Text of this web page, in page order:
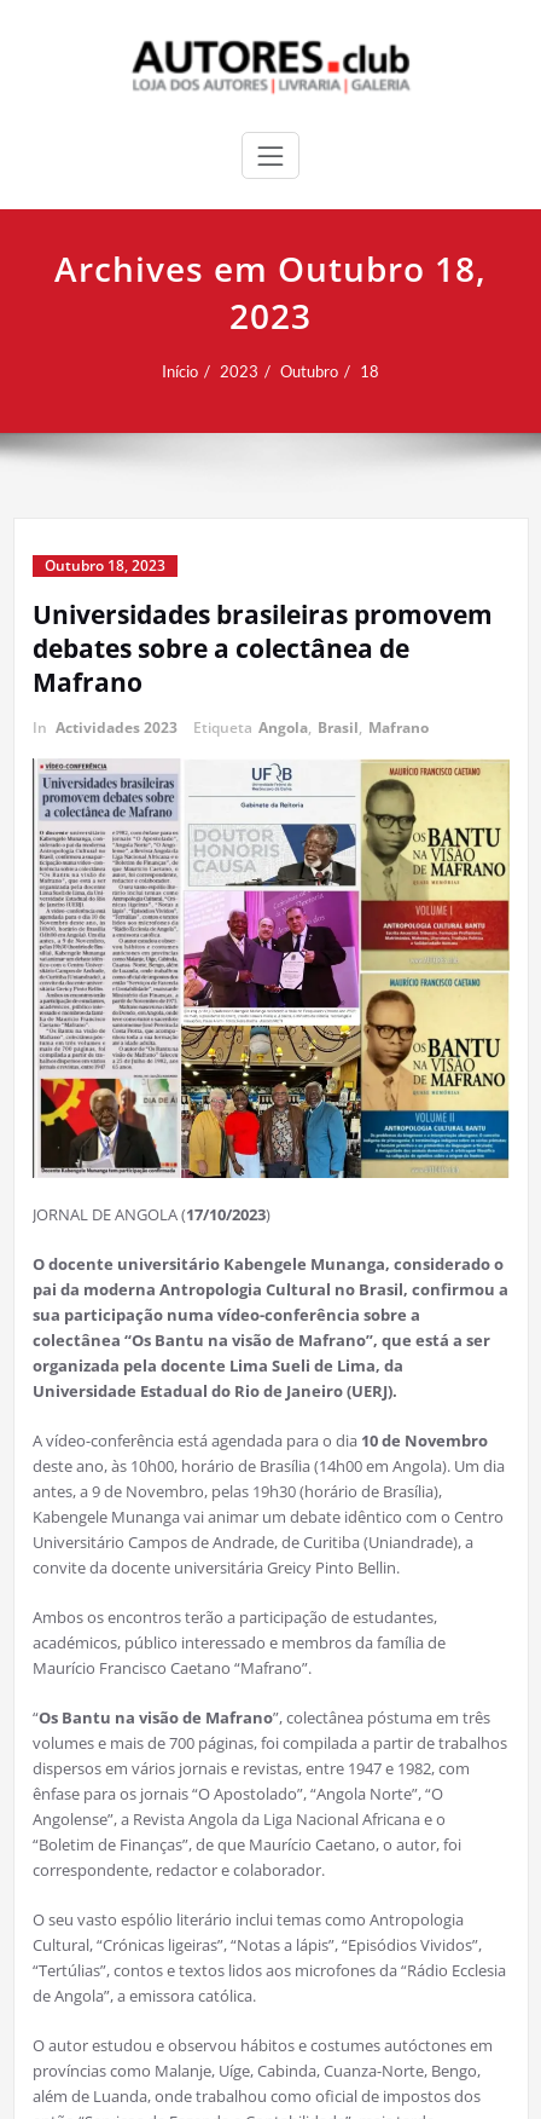
Archives em Outubro 18,
2023
Início 2023 Outubro 18
Outubro 18, 2023
Universidades brasileiras promovem
debates sobre a colectânea de
Mafrano
In Actividades 2023 Etiqueta Angola, Brasil, Mafrano
JORNAL DE ANGOLA (17/10/2023)
O docente universitário Kabengele Munanga, considerado o
pai da moderna Antropologia Cultural no Brasil, confirmou a
sua participação numa vídeo-conferência sobre a
colectânea “Os Bantu na visão de Mafrano”, que está a ser
organizada pela docente Lima Sueli de Lima, da
Universidade Estadual do Rio de Janeiro (UERJ).
A vídeo-conferência está agendada para o dia 10 de Novembro
deste ano, às 10h00, horário de Brasília (14h00 em Angola). Um dia
antes, a 9 de Novembro, pelas 19h30 (horário de Brasília),
Kabengele Munanga vai animar um debate idêntico com o Centro
Universitário Campos de Andrade, de Curitiba (Uniandrade), a
convite da docente universitária Greicy Pinto Bellin.
Ambos os encontros terão a participação de estudantes,
académicos, público interessado e membros da família de
Maurício Francisco Caetano “Mafrano”.
“Os Bantu na visão de Mafrano”, colectânea póstuma em três
volumes e mais de 700 páginas, foi compilada a partir de trabalhos
dispersos em vários jornais e revistas, entre 1947 e 1982, com
ênfase para os jornais “O Apostolado”, “Angola Norte”, “O
Angolense”, a Revista Angola da Liga Nacional Africana e o
“Boletim de Finanças”, de que Maurício Caetano, o autor, foi
correspondente, redactor e colaborador.
O seu vasto espólio literário inclui temas como Antropologia
Cultural, “Crónicas ligeiras”, “Notas a lápis”, “Episódios Vividos”,
“Tertúlias”, contos e textos lidos aos microfones da “Rádio Ecclesia
de Angola”, a emissora católica.
O autor estudou e observou hábitos e costumes autóctones em
províncias como Malanje, Uíge, Cabinda, Cuanza-Norte, Bengo,
além de Luanda, onde trabalhou como oficial de impostos dos